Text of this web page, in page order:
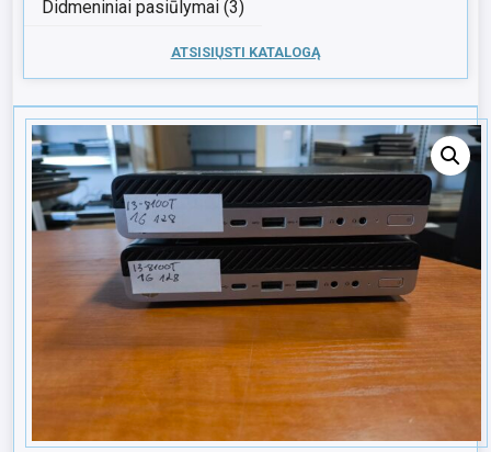
Didmeniniai pasiūlymai (3)
ATSISIŲSTI KATALOGĄ